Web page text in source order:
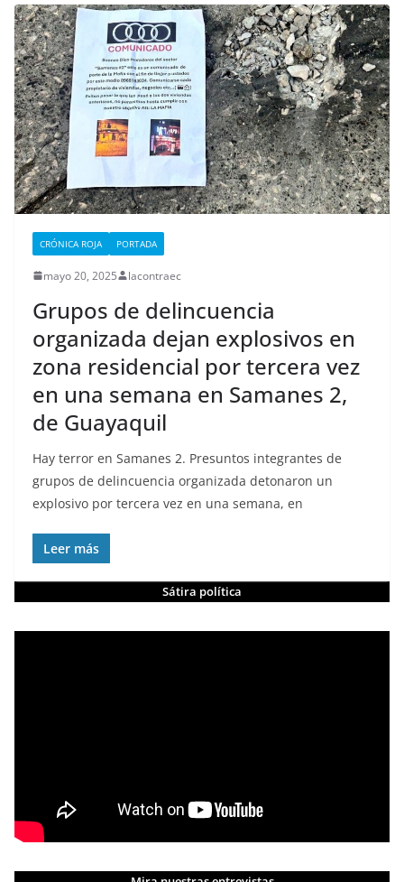
CRÓNICA ROJA PORTADA
mayo 20, 2025 lacontraec
Grupos de delincuencia
organizada dejan explosivos en
zona residencial por tercera vez
en una semana en Samanes 2,
de Guayaquil
Hay terror en Samanes 2. Presuntos integrantes de
grupos de delincuencia organizada detonaron un
explosivo por tercera vez en una semana, en
Leer más
Sátira política